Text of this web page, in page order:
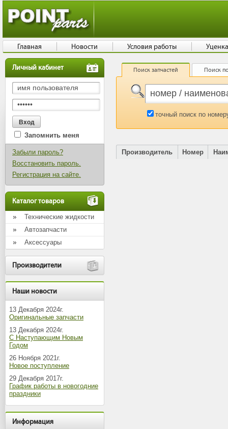
Личный кабинет
Запомнить меня
Забыли пароль?
Восстановить пароль.
Регистрация на сайте.
Каталог товаров
Технические жидкости
Автозапчасти
Аксессуары
Производители
Наши новости
13 Декабря 2024г.
Оригинальные запчасти
13 Декабря 2024г.
С Наступающим Новым
Годом
26 Ноября 2021г.
Новое поступление
29 Декабря 2017г.
График работы в новогодние
праздники
Информация
Поиск запчастей Поиск
точный поиск по
Производитель Номер
Главная Новости Условия работы